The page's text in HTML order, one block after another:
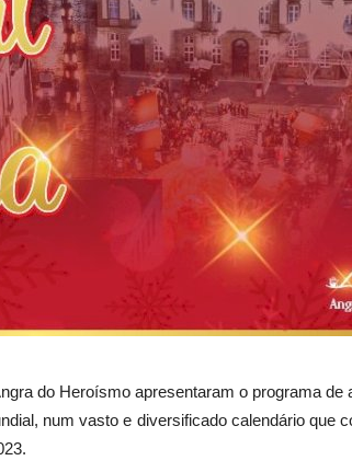
do Heroísmo apresentaram o programa de
num vasto e diversificado calendário que